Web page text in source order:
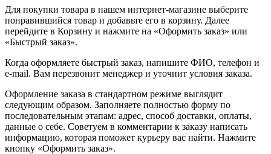
Для покупки товара в нашем интернет-магазине выберите
понравившийся товар и добавьте его в корзину. Далее
перейдите в Корзину и нажмите на «Оформить заказ» или
«Быстрый заказ».
Когда оформляете быстрый заказ, напишите ФИО, телефон и
e-mail. Вам перезвонит менеджер и уточнит условия заказа.
Оформление заказа в стандартном режиме выглядит
следующим образом. Заполняете полностью форму по
последовательным этапам: адрес, способ доставки, оплаты,
данные о себе. Советуем в комментарии к заказу написать
информацию, которая поможет курьеру вас найти. Нажмите
кнопку «Оформить заказ».